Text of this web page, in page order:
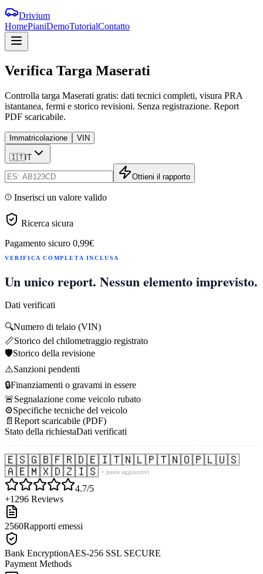
Drivium
HomePianiDemoTutorialContatto
Verifica Targa Maserati
Controlla targa Maserati gratis: dati tecnici completi, visura PRA
istantanea, fermi e storico revisioni. Senza registrazione. Report
PDF scaricabile.
Immatricolazione VIN
🇮🇹IT
Ottieni il rapporto
Inserisci un valore valido
Ricerca sicura
Pagamento sicuro 0,99€
VERIFICA COMPLETA INCLUSA
Un unico report. Nessun elemento imprevisto.
Dati verificati
🔍Numero di telaio (VIN)
📏Storico del chilometraggio registrato
🛡️Storico della revisione
⚠️Sanzioni pendenti
🔒Finanziamenti o gravami in essere
🚨Segnalazione come veicolo rubato
⚙️Specifiche tecniche del veicolo
📄 Report scaricabile (PDF)
Stato della richiestaDati verificati
🇪🇸🇬🇧🇫🇷🇩🇪🇮🇹🇳🇱🇵🇹🇳🇴🇵🇱🇺🇸
🇦🇪🇲🇽🇩🇿🇮🇸 + paesi aggiuntivi
4.7/5
+1296 Reviews
2560Rapporti emessi
Bank EncryptionAES-256 SSL SECURE
Payment Methods